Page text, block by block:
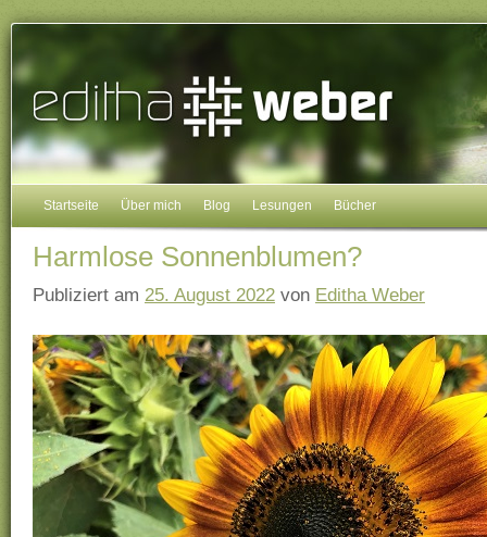
Startseite Über mich Blog Lesungen Bücher
Harmlose Sonnenblumen?
Publiziert am 25. August 2022 von Editha Weber